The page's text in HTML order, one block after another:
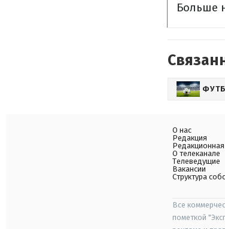
Больше
О нас
Редакция
О телеканале
Телеведущие
Вакансии
Структура
Все
пометкой